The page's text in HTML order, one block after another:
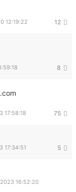
12
12:19:22
8
75
17:58:18
5
17:34:51
16:52:20